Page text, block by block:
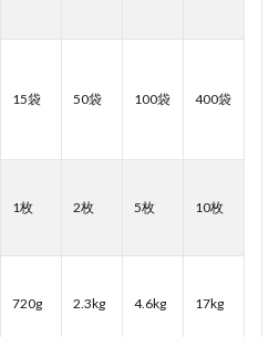
15袋 50袋 100袋 400袋
1枚 2枚 5枚 10枚
720g 2.3kg 4.6kg 17kg